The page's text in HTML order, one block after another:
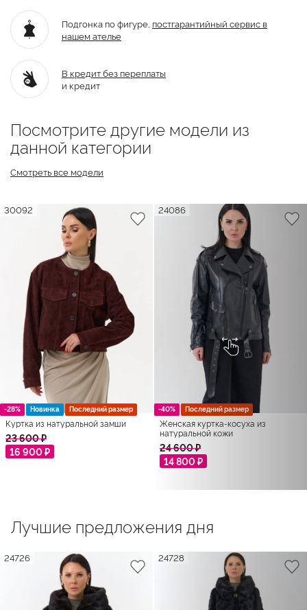
Подгонка по фигуре, постгарантийный сервис в
нашем ателье
В кредит без переплаты
и кредит
Посмотрите другие модели из
данной категории
Смотреть все модели
-28% Новинка Последний размер
30092
Куртка из натуральной замши
23 600 ₽
16 900 ₽
-40% Последний размер
24086
Женская куртка-косуха из
натуральной кожи
24 600 ₽
14 800 ₽
Лучшие предложения дня
24726 24728